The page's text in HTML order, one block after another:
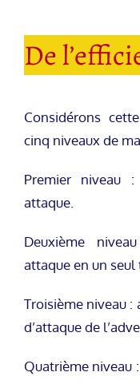
De
Considérons
cinq niveaux de
Premier niveau
attaque.
Deuxième
attaque en un seul
Troisième niveau
d’attaque de
Quatrième niveau